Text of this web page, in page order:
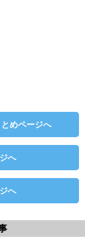
めページへ
へ
へ